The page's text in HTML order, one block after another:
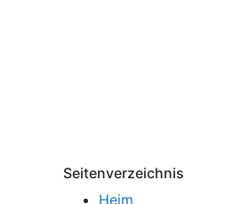
Seitenverzeichnis
Heim